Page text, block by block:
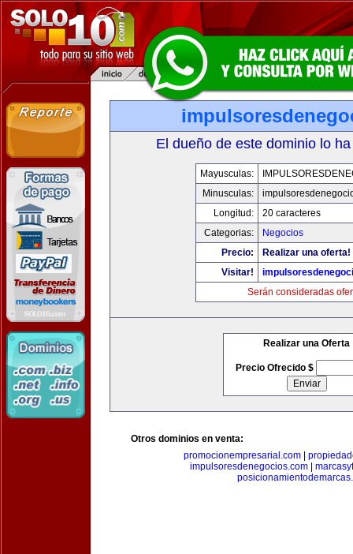
El dueño de este dominio lo
Mayusculas:
Minusculas:
Longitud:
20 caracteres
Categorias:
Negocios
Precio:
Realizar una oferta!
Visitar!
Serán consideradas
Realizar una Oferta
Precio Ofrecido $
Otros dominios en venta:
promocionempresarial.com|
impulsoresdenegocios.com|